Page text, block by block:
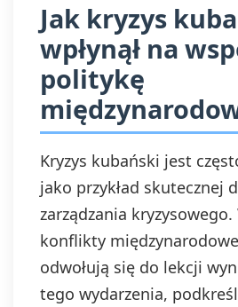
Jak kryzys
wpłynął na
politykę
Kryzys kubański jest
jako przykład skutecznej
zarządzania kryzysowego.
konflikty
odwołują się do lekcji
tego wydarzenia,